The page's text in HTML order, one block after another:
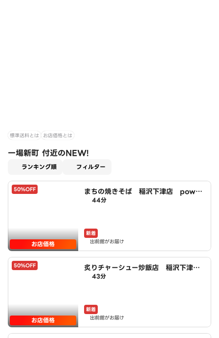
標準送料とは お店価格とは
一場新町 付近のNEW!
ランキング順 フィルター
50%OFF
お店価格
まちの焼きそば 稲沢下津店 power
ed by LAWSON
44分
新着
出前館がお届け
50%OFF
お店価格
炙りチャーシュー炒飯店 稲沢下津
店 powered by LAWSON
43分
新着
出前館がお届け